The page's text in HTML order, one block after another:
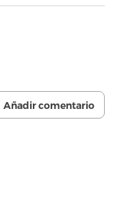
Añadir comentario